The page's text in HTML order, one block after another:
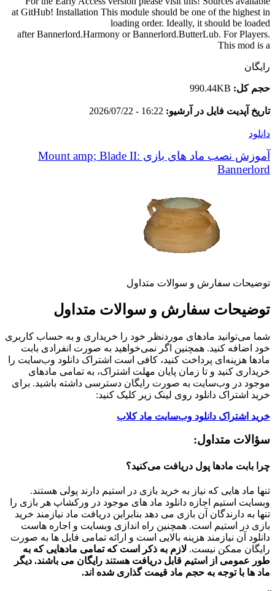
at GitHub ! Installation This module should be one of the highest in
loading order. Ideally, it should be loaded
after Bannerlord.Harmony or Bannerlord.ButterLub. For Players.
This mod is a
رایگان
حجم کل: 990.44KB
تاریخ آپدیت فایل در آرشیو: 16:22 - 2026/07/22
دانلود
آموزش نصب ماد های بازی Mount amp; Blade II:
Bannerlord
توضیحات سفارش و سوالات متداول
توضیحات سفارش و سوالات متداول
شما می‌توانید مادهای موردنظر خود را خریداری و به حساب کاربری
خود اضافه کنید. همچنین اگر نمی‌خواهید به صورت انفرادی بابت
مادها هزینه‌ای پرداخت کنید، کافی است اشتراک دانلود وب‌سایت را
خریداری کنید و تا زمان پایان مهلت اشتراک، به تمامی مادهای
موجود در وب‌سایت به صورت رایگان دسترسی داشته باشید. برای
خرید اشتراک دانلود روی لینک زیر کلیک کنید:
خرید اشتراک دانلود وب‌سایت ماد کلاب
سؤالات متداول:
چرا بابت مادها پول دریافت می‌کنید؟
تنها ماد هایی که نیاز به خرید بازی در استیم دارند پولی هستند.
وبسایت استیم اجازه دانلود ماد های موجود در ورکشاپ هر بازی را
تنها به دارندگان آن بازی می دهد بنابراین دریافت ماد نیازمند خرید
بازی در استیم است. همچنین راه اندازی وبسایت و اجاره هاست
دانلود آن نیازمند هزینه بالایی است و ارائه تمامی فایل ها به صورت
رایگان ممکن نیست. لازم به ذکر است که تمامی مادهایی که به
طور عمومی از استیم قابل دریافت هستند رایگان می باشند. دیگر
ماد ها با توجه به حجم ماد قیمت گذاری شده اند.